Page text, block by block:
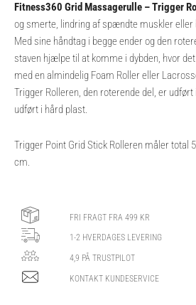
Fitness360 Grid Massagerulle – Trigger
og smerte, lindring af spændte muskler
Med sine håndtag i begge ender og den
staven hjælpe til at komme i dybden, hvor
med en almindelig Foam Roller eller
Trigger Rolleren, den roterende del, er
udført i hård plast.
Trigger Point Grid Stick Rolleren måler total
cm.
FRI FRAGT FRA 499 KR
1-2 HVERDAGES LEVERING
4,9 PÅ TRUSTPILOT
KONTAKT KUNDESERVICE